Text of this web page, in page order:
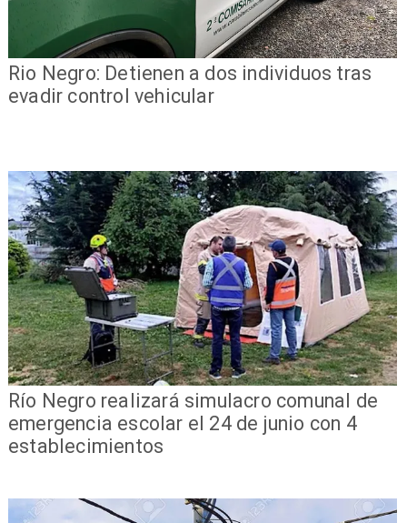
Rio Negro: Detienen a dos individuos tras
evadir control vehicular
Río Negro realizará simulacro comunal de
emergencia escolar el 24 de junio con 4
establecimientos